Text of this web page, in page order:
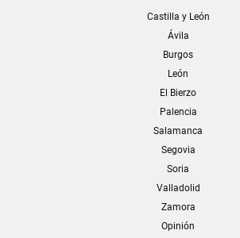
Castilla y León
Ávila
Burgos
León
El Bierzo
Palencia
Salamanca
Segovia
Soria
Valladolid
Zamora
Opinión